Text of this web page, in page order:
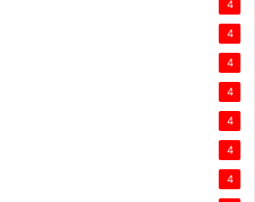
4
4
4
4
4
4
4